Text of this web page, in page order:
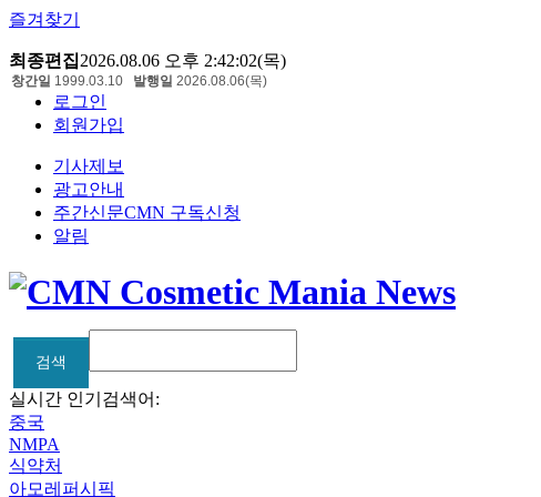
즐겨찾기
최종편집2026.08.06 오후 2:42:02(목)
로그인
회원가입
기사제보
광고안내
주간신문CMN 구독신청
알림
창간일 1999.03.10 발행일 2026.08.06(목)
검색
검색
실시간 인기검색어:
중국
NMPA
식약처
아모레퍼시픽